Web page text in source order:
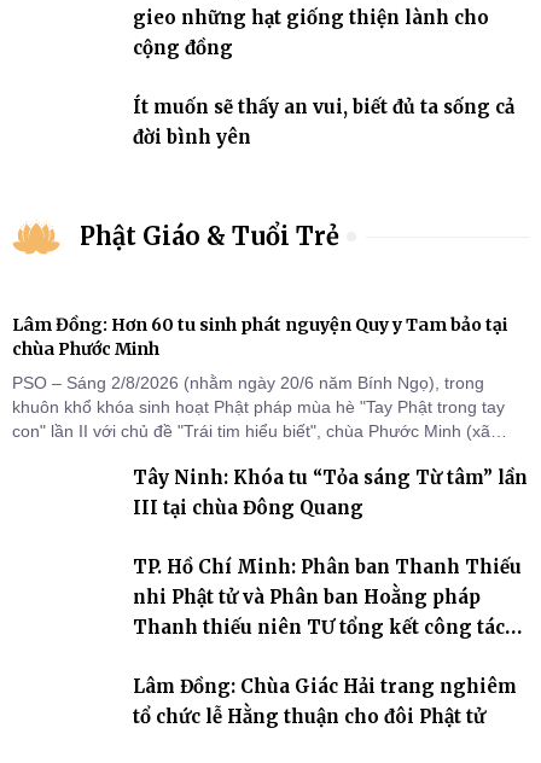
gieo những hạt giống thiện lành cho
cộng đồng
Ít muốn sẽ thấy an vui, biết đủ ta sống cả
đời bình yên
Phật Giáo & Tuổi Trẻ
Lâm Đồng: Hơn 60 tu sinh phát nguyện Quy y Tam bảo tại
chùa Phước Minh
PSO – Sáng 2/8/2026 (nhằm ngày 20/6 năm Bính Ngọ), trong
khuôn khổ khóa sinh hoạt Phật pháp mùa hè "Tay Phật trong tay
con" lần II với chủ đề "Trái tim hiểu biết", chùa Phước Minh (xã
cho hơn 60 tu sinh.Tây Ninh: Khóa tu “Tỏa sáng Từ tâm” lần
III tại chùa Đông Quang
TP. Hồ Chí Minh: Phân ban Thanh Thiếu
nhi Phật tử và Phân ban Hoằng pháp
Thanh thiếu niên TƯ tổng kết công tác
Lâm Đồng: Chùa Giác Hải trang nghiêm
tổ chức lễ Hằng thuận cho đôi Phật tử